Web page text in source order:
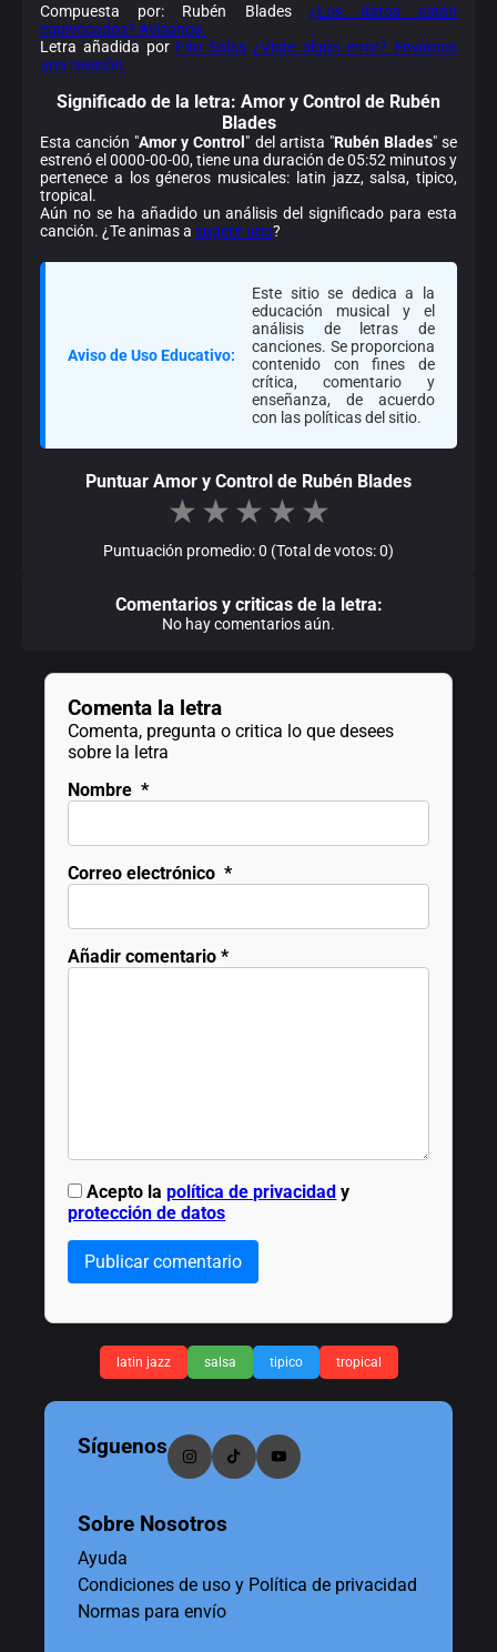
Compuesta por: Rubén Blades ¿Los datos están
equivocados? Avísanos.
Letra añadida por Fito Salas ¿Viste algún error? Envíanos
una revisión.
Significado de la letra: Amor y Control de Rubén
Blades
Esta canción "Amor y Control " del artista "Rubén Blades" se
estrenó el 0000-00-00, tiene una duración de 05:52 minutos y
pertenece a los géneros musicales: latin jazz, salsa, tipico,
tropical.
Aún no se ha añadido un análisis del significado para esta
canción. ¿Te animas a sugerir uno?
Aviso de Uso Educativo:
Este sitio se dedica a la
educación musical y el
análisis de letras de
canciones. Se proporciona
contenido con fines de
crítica, comentario y
enseñanza, de acuerdo
con las políticas del sitio.
Puntuar Amor y Control de Rubén Blades
★ ★ ★ ★ ★
Puntuación promedio: 0 (Total de votos: 0)
Comentarios y criticas de la letra:
No hay comentarios aún.
Comenta la letra
Comenta, pregunta o critica lo que desees
sobre la letra
Nombre *
Correo electrónico *
Añadir comentario *
Acepto lapolítica de privacidad y
protección de datos
Publicar comentario
latin jazz salsa tipico tropical
Síguenos
Sobre Nosotros
Ayuda
Condiciones de uso y Política de privacidad
Normas para envío